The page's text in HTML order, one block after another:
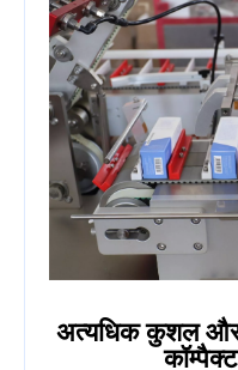
अत्यधिक कुशल और